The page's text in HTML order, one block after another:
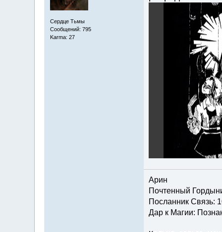
Сердце Тьмы
Сообщений: 795
Karma: 27
Арин
Почтенный
Посланник Связь:
Дар к Магии: